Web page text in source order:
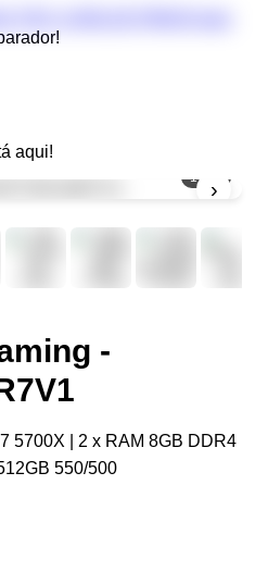
aqui!
›
1/
-
5700X | 2 x RAM 8GB DDR4
550/500